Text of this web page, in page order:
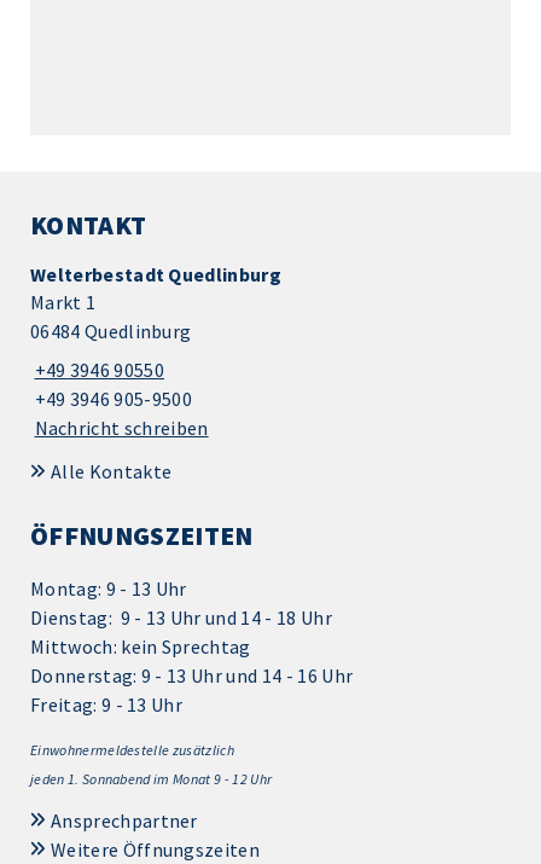
KONTAKT
Welterbestadt Quedlinburg
Markt 1
06484 Quedlinburg
+49 3946 90550
+49 3946 905-9500
Nachricht schreiben
Alle Kontakte
ÖFFNUNGSZEITEN
Montag: 9 - 13 Uhr
Dienstag: 9 - 13 Uhr und 14 - 18 Uhr
Mittwoch: kein Sprechtag
Donnerstag: 9 - 13 Uhr und 14 - 16 Uhr
Freitag: 9 - 13 Uhr
Einwohnermeldestelle zusätzlich
jeden 1. Sonnabend im Monat 9 - 12 Uhr
Ansprechpartner
Weitere Öffnungszeiten